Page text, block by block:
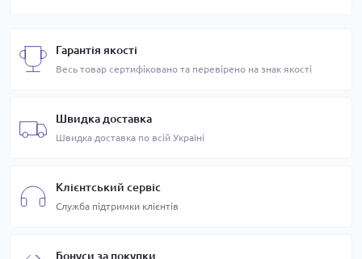
Гарантія якості
Весь товар сертифіковано та перевірено на знак якості
Швидка доставка
Швидка доставка по всій Україні
Клієнтський сервіс
Служба підтримки клієнтів
Бонуси за покупки